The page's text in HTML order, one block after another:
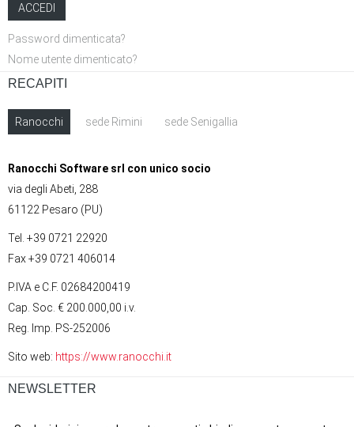
ACCEDI
Password dimenticata?
Nome utente dimenticato?
RECAPITI
Ranocchi sede Rimini sede Senigallia
Ranocchi Software srl con unico socio
via degli Abeti, 288
61122 Pesaro (PU)
Tel. +39 0721 22920
Fax +39 0721 406014
P.IVA e C.F. 02684200419
Cap. Soc. € 200.000,00 i.v.
Reg. Imp. PS-252006
Sito web: https://www.ranocchi.it
NEWSLETTER